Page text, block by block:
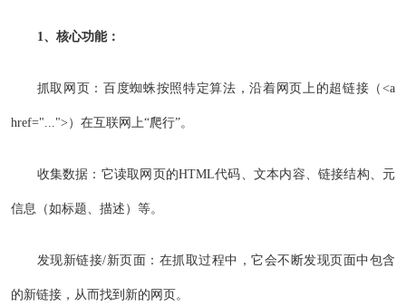
1、核心功能：
抓取网页：百度蜘蛛按照特定算法，沿着网页上的超链接（<a
href="...">）在互联网上“爬行”。
收集数据：它读取网页的HTML代码、文本内容、链接结构、元
信息（如标题、描述）等。
发现新链接/新页面：在抓取过程中，它会不断发现页面中包含
的新链接，从而找到新的网页。